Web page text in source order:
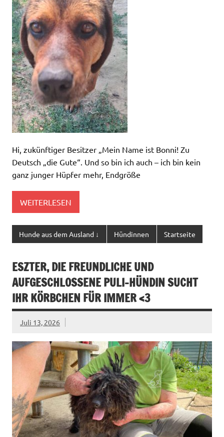
Hi, zukünftiger Besitzer „Mein Name ist Bonni! Zu
Deutsch „die Gute“. Und so bin ich auch – ich bin kein
ganz junger Hüpfer mehr, Endgröße
WEITERLESEN
Hunde aus dem Ausland ↓ Hündinnen Startseite
ESZTER, DIE FREUNDLICHE UND
AUFGESCHLOSSENE PULI-HÜNDIN SUCHT
IHR KÖRBCHEN FÜR IMMER <3
Juli 13, 2026